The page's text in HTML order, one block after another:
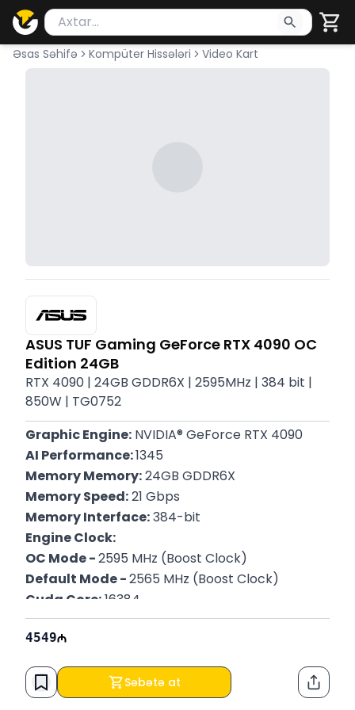
Məhsul axtar
Axtarış üçün ən azı 2 simvol yazın. Göndərmək
Əsas Səhifə Kompüter Hissələri Video Kart
ASUS TUF Gaming GeForce RTX 4090 OC
Edition 24GB
RTX 4090 | 24GB GDDR6X | 2595MHz | 384 bit |
850W | TG0752
Graphic Engine: NVIDIA® GeForce RTX 4090
AI Performance: 1345
Memory Memory: 24GB GDDR6X
Memory Speed: 21 Gbps
Memory Interface: 384-bit
Engine Clock:
OC Mode - 2595 MHz (Boost Clock)
Default Mode - 2565 MHz (Boost Clock)
Cuda Core: 16384
Resolution: Digital Max Resolution 7680 x 4320
Recommended PSU:
P/N:
TUF-RTX4090-O24G-OG-GAMING
Zəmanət: 12 Ay
4549
Səbətə at